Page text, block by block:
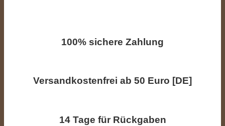
100% sichere Zahlung
Versandkostenfrei ab 50 Euro [DE]
14 Tage für Rückgaben